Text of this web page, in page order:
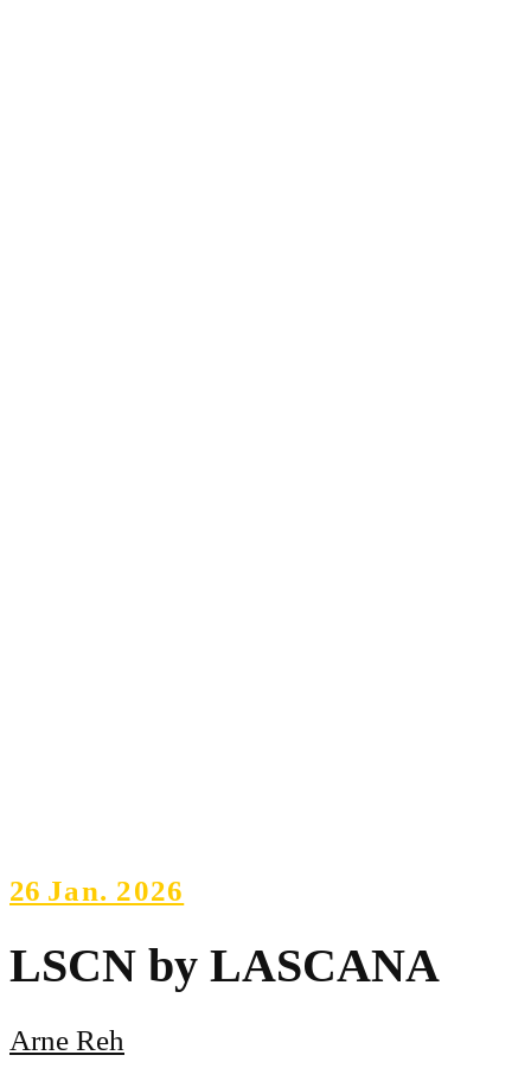
26 Jan. 2026
LSCN by LASCANA
Arne Reh